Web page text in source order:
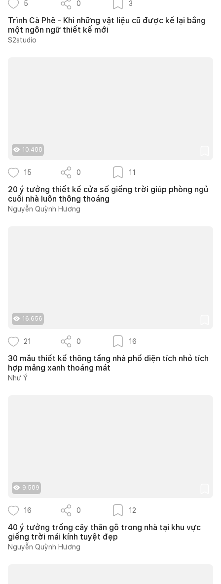
5 0 3
Trình Cà Phê - Khi những vật liệu cũ được kể lại bằng
một ngôn ngữ thiết kế mới
S2studio
10.488
15 0 11
20 ý tưởng thiết kế cửa sổ giếng trời giúp phòng ngủ
cuối nhà luôn thông thoáng
Nguyễn Quỳnh Hương
16.656
21 0 16
30 mẫu thiết kế thông tầng nhà phố diện tích nhỏ tích
hợp mảng xanh thoáng mát
Như Ý
9.589
16 0 12
40 ý tưởng trồng cây thân gỗ trong nhà tại khu vực
giếng trời mái kính tuyệt đẹp
Nguyễn Quỳnh Hương